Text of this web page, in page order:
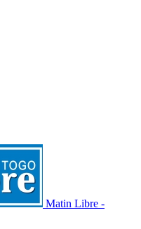
Matin Libre -